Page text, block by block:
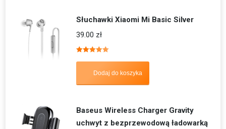
Słuchawki Xiaomi Mi Basic Silver
39.00 zł
5.00
Dodaj do koszyka
Baseus Wireless Charger Gravity
uchwyt z bezprzewodową ładowarką